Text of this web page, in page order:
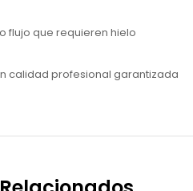
flujo que requieren hielo
calidad profesional garantizada